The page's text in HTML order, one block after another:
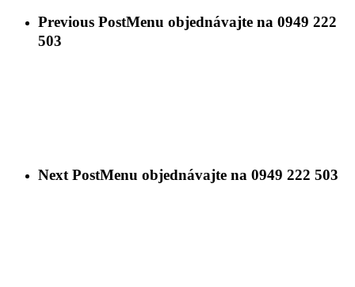
Previous PostMenu objednávajte na 0949 222
503
Next PostMenu objednávajte na 0949 222 503